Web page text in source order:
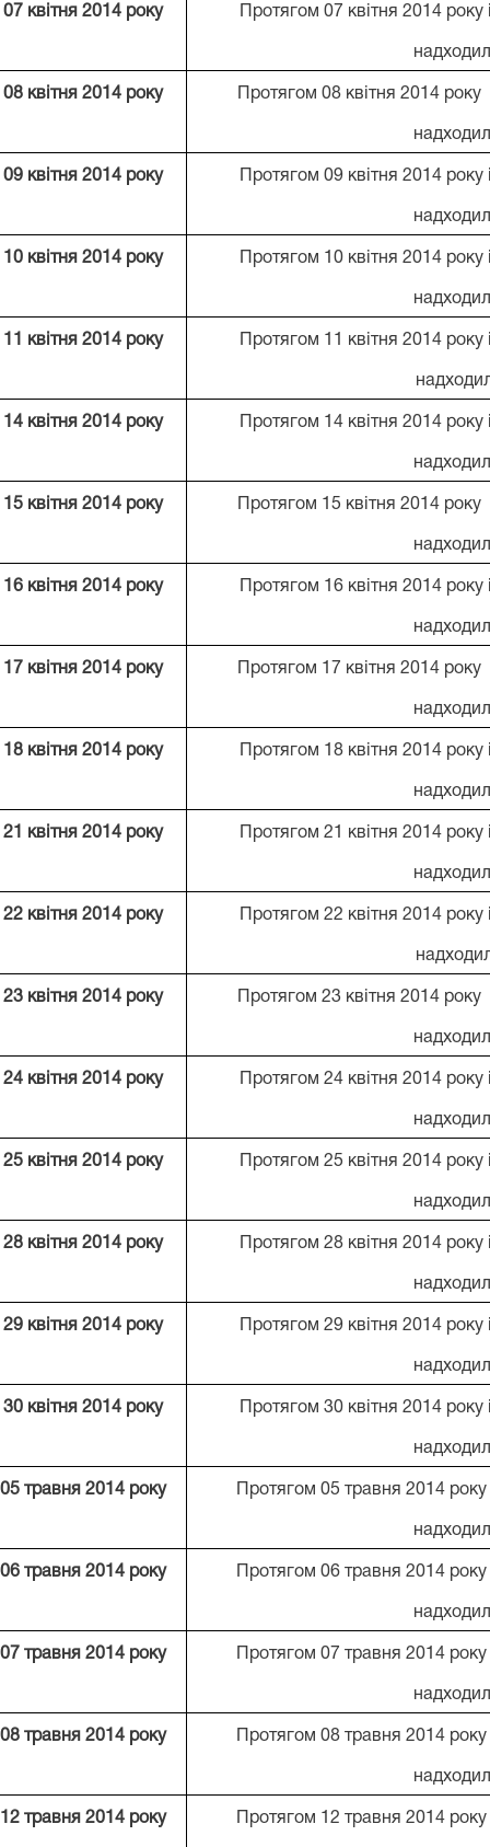
07 квітня 2014 року Протягом 07 квітня 2014
08 квітня 2014 року Протягом 08 квітня 2014
09 квітня 2014 року Протягом 09 квітня 2014
10 квітня 2014 року Протягом 10 квітня 2014
11 квітня 2014 року Протягом 11 квітня 2014
14 квітня 2014 року Протягом 14 квітня 2014
15 квітня 2014 року Протягом 15 квітня 2014
16 квітня 2014 року Протягом 16 квітня 2014
17 квітня 2014 року Протягом 17 квітня 2014
18 квітня 2014 року Протягом 18 квітня 2014
21 квітня 2014 року Протягом 21 квітня 2014
22 квітня 2014 року Протягом 22 квітня 2014
23 квітня 2014 року Протягом 23 квітня 2014
24 квітня 2014 року Протягом 24 квітня 2014
25 квітня 2014 року Протягом 25 квітня 2014
28 квітня 2014 року Протягом 28 квітня 2014
29 квітня 2014 року Протягом 29 квітня 2014
30 квітня 2014 року Протягом 30 квітня 2014
05 травня 2014 року Протягом 05 травня 2014
06 травня 2014 року Протягом 06 травня 2014
07 травня 2014 року Протягом 07 травня 2014
08 травня 2014 року Протягом 08 травня 2014
12 травня 2014 року Протягом 12 травня 2014